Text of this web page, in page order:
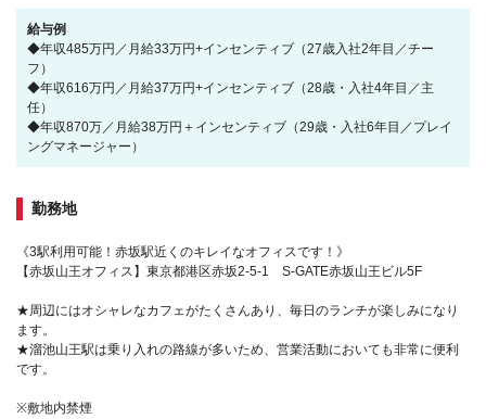
給与例
◆年収485万円／月給33万円+インセンティブ（27歳入社2年目／チー
フ）
◆年収616万円／月給37万円+インセンティブ（28歳・入社4年目／主
任）
◆年収870万／月給38万円＋インセンティブ（29歳・入社6年目／プレイ
ングマネージャー）
勤務地
《3駅利用可能！赤坂駅近くのキレイなオフィスです！》
【赤坂山王オフィス】東京都港区赤坂2-5-1 S-GATE赤坂山王ビル5F
★周辺にはオシャレなカフェがたくさんあり、毎日のランチが楽しみになり
ます。
★溜池山王駅は乗り入れの路線が多いため、営業活動においても非常に便利
です。
※敷地内禁煙